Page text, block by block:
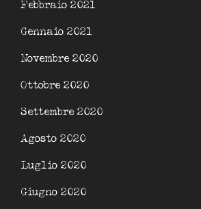
Febbraio 2021
Gennaio 2021
Novembre 2020
Ottobre 2020
Settembre 2020
Agosto 2020
Luglio 2020
Giugno 2020